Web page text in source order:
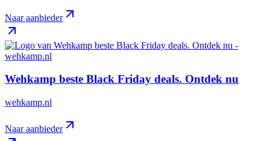
Naar aanbieder
Wehkamp beste Black Friday deals. Ontdek nu
wehkamp.nl
Naar aanbieder